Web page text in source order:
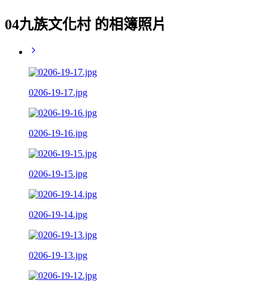
04九族文化村 的相簿照片
0206-19-17.jpg
0206-19-16.jpg
0206-19-15.jpg
0206-19-14.jpg
0206-19-13.jpg